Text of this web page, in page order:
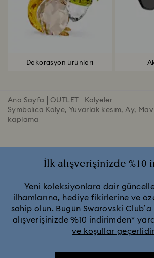
Dekorasyon ürünleri
Ana Sayfa OUTLET
Kolyeler
Symbolica Kolye, Yuvarlak kesim, Ay,
kaplama
İlk alışverişinizde %10
Yeni koleksiyonlara dair
ilhamlarına, hediye fikirlerine ve
sahip olun. Bugün Swarovski
alışverişinizde %10 indirimden*
ve koşullar geçerlidir